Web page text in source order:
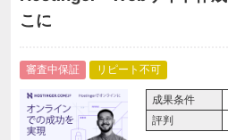
こに
審査中保証 リピート不可
成果条件
評判